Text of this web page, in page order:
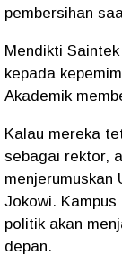
pembersihan
Mendikti
kepada
Akademik
Kalau mereka
sebagai rektor,
menjerumuskan
Jokowi.
politik akan
depan.